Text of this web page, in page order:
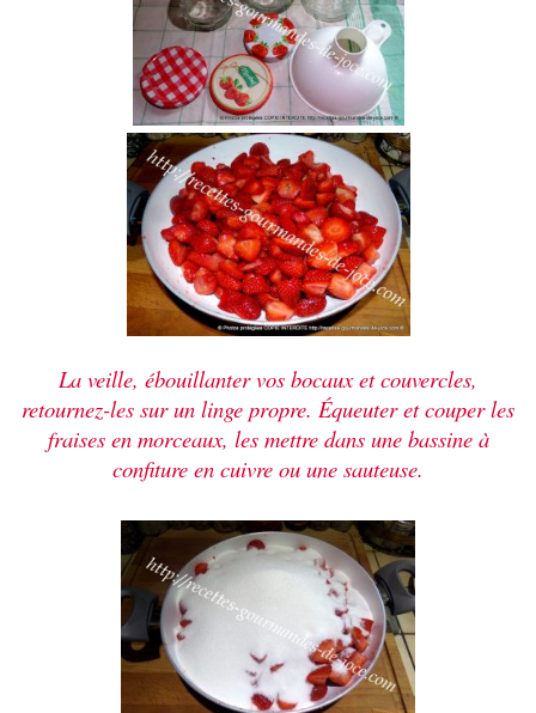
La veille, ébouillanter vos bocaux et couvercles,
retournez-les sur un linge propre. Équeuter et couper les
fraises en morceaux, les mettre dans une bassine à
confiture en cuivre ou une sauteuse.